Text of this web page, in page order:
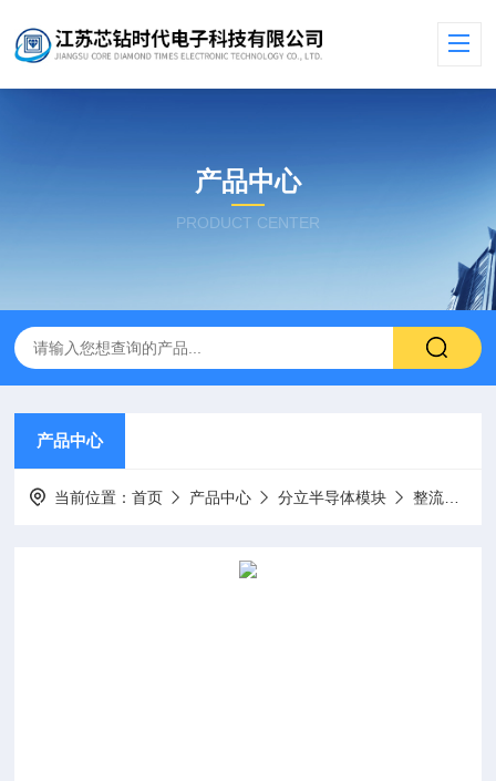
产品中心
PRODUCT CENTER
产品中心
当前位置：首页 产品中心 分立半导体模块 整流桥模块